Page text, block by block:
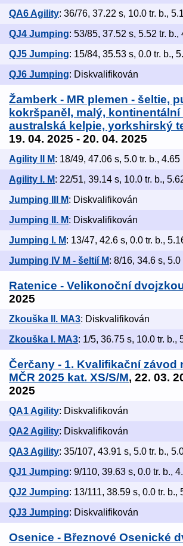
QA6 Agility: 36/76, 37.22 s, 10.0 tr. b.,
QJ4 Jumping: 53/85, 37.52 s, 5.52 tr. b.,
QJ5 Jumping: 15/84, 35.53 s, 0.0 tr. b.,
QJ6 Jumping: Diskvalifikován
Žamberk - MR plemen - šeltie,
kokršpaněl, malý, kontinentální
australská kelpie, yorkshirský
19. 04. 2025 - 20. 04. 2025
Agility II M: 18/49, 47.06 s, 5.0 tr. b., 4.65
Agility I. M: 22/51, 39.14 s, 10.0 tr. b.,
Jumping III M: Diskvalifikován
Jumping II. M: Diskvalifikován
Jumping I. M: 13/47, 42.6 s, 0.0 tr. b.,
Jumping IV M - šeltií M: 8/16, 34.6 s, 5.0
Ratenice - Velikonoční
2025
Zkouška II. MA3: Diskvalifikován
Zkouška I. MA3: 1/5, 36.75 s, 10.0 tr. b.,
Čerčany - 1. Kvalifikační závod
MČR 2025 kat. XS/S/M, 22. 03.
2025
QA1 Agility: Diskvalifikován
QA2 Agility: Diskvalifikován
QA3 Agility: 35/107, 43.91 s, 5.0 tr. b.,
QJ1 Jumping: 9/110, 39.63 s, 0.0 tr. b.,
QJ2 Jumping: 13/111, 38.59 s, 0.0 tr. b.,
QJ3 Jumping: Diskvalifikován
Osenice - Březnové Osenické